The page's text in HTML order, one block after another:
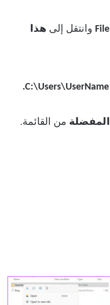
وانتقل إلى هذا
C:\Users\UserName.
المفضلة من القائمة.